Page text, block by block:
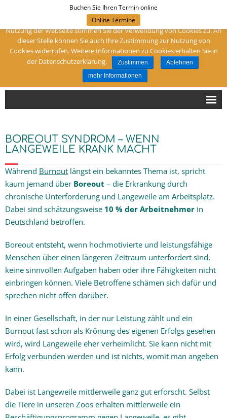
Buchen Sie Ihren Termin online
Online Termine
Ihre Heilpraktikerin in Dortmund
Naturheilpraxis Birgit Muhr
Sind Sie bei mir richtig?
Schwerpunkte
Diagnose
Therapien
Ganzheitlich gesunder Hund
Themen
Praxis-Blog
BOREOUT SYNDROM – WENN
LANGEWEILE KRANK MACHT
Während Burnout längst ein bekanntes Thema ist, spricht
kaum jemand über Boreout – die Erkrankung durch
chronische Unterforderung und Langeweile am Arbeitsplatz.
Dabei sind schätzungsweise 10 % der Arbeitnehmer in
Deutschland betroffen.
Boreout entsteht, wenn hochmotivierte und leistungsfähige
Menschen über einen längeren Zeitraum unterfordert sind,
keine sinnvollen Aufgaben haben oder ihre Fähigkeiten nicht
einbringen können. Viele Betroffene schämen sich dafür und
sprechen nicht offen darüber.
In einer Gesellschaft, in der nur Leistung zählt und ein
Burnout fast schon als Krönung des eigenen Erfolgs gesehen
wird, wird Langeweile eher verheimlicht. Sie kann nicht mit
Erfolg verbunden werden und ist nichts, womit man angeben
kann.
Dabei ist Langeweile mittlerweile ganz gut erforscht. Selbst
die Tiere in unseren Zoos erhalten mittlerweile ein
Um meine Webseite für Sie optimal zu gestalten und fortlaufend
verbessern zu können, verwende ich Cookies. Durch die weitere
Nutzung der Webseite stimmen Sie der Verwendung von Cookies zu. An
dieser Stelle können Sie auch Ihre Zustimmung zur Nutzung von
Cookies widerrufen. Weitere Informationen zu Cookies erhalten Sie in
der Datenschutzerklärung.
Zustimmen
Ablehnen
mehr Informationen